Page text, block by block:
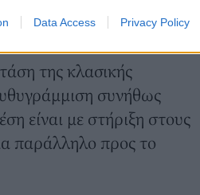
Data Access Privacy Policy
της κλασικής
συνήθως
είναι με στήριξη στους
παράλληλο προς το